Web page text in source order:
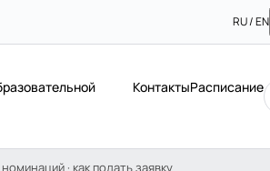
RU / EN
КонтактыРасписание
· как подать заявку